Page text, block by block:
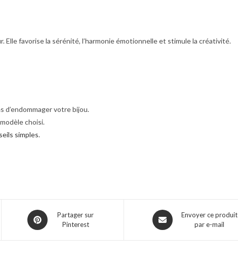
Elle favorise la sérénité, l’harmonie émotionnelle et stimule la créativité.
d’endommager votre bijou.
choisi.
simples.
Partager sur
Pinterest
Envoyer ce produit
par e-mail